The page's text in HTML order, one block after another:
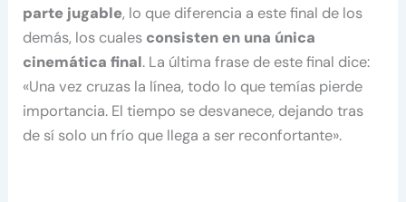
parte jugable, lo que diferencia a este final de los
demás, los cuales consisten en una única
cinemática final. La última frase de este final dice:
«Una vez cruzas la línea, todo lo que temías pierde
importancia. El tiempo se desvanece, dejando tras
de sí solo un frío que llega a ser reconfortante».